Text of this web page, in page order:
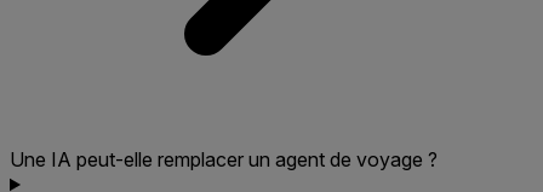
Une IA peut-elle remplacer un agent de voyage ?